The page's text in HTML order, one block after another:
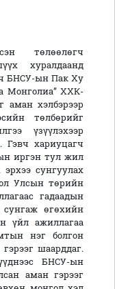
төлөөлөгч
хуралдаанд
БНСУ-ын Пак Ху
Монголиа” ХХК-
аман хэлбэрээр
төлбөрийг
үзүүлэхээр
Гэвч хариуцагч
иргэн тул жил
сунгуулах
Улсын төрийн
гадаадын
өгөхийн
үйл ажиллагаа
нэг болгон
шаарддаг.
БНСУ-ын
аман гэрээг